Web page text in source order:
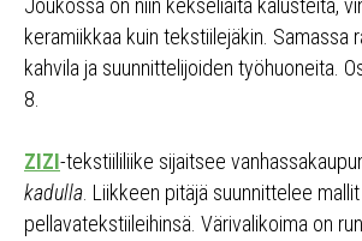
Joukossa on niin kekseliäitä kalusteita,
keramiikkaa kuin tekstiilejäkin. Samassa
kahvila ja suunnittelijoiden työhuoneita.
8.
ZIZI-tekstiililiike sijaitsee
kadulla. Liikkeen pitäjä suunnittelee mallit
pellavatekstiileihinsä. Värivalikoima on